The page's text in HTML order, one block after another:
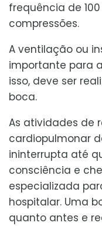
frequência de
compressões.
A ventilação ou
importante para
isso, deve ser
boca.
As atividades de
cardiopulmonar
ininterrupta até
consciência e
especializada
hospitalar. Uma
quanto antes e